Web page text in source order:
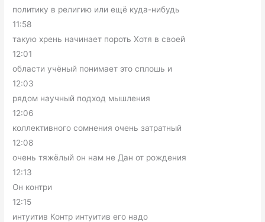
политику в религию или ещё куда-нибудь
11:58
такую хрень начинает пороть Хотя в своей
12:01
области учёный понимает это сплошь и
12:03
рядом научный подход мышления
12:06
коллективного сомнения очень затратный
12:08
очень тяжёлый он нам не Дан от рождения
12:13
Он контри
12:15
интуитив Контр интуитив его надо